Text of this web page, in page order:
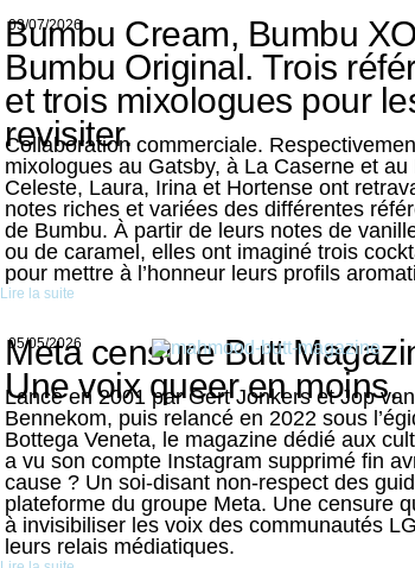
03/07/2026
Bumbu Cream, Bumbu
Bumbu Original. Trois
et trois mixologues pour
revisiter.
Collaboration commerciale. Respectivement
mixologues au Gatsby, à La Caserne et au
Celeste, Laura, Irina et Hortense ont
notes riches et variées des différentes
de Bumbu. À partir de leurs notes de
ou de caramel, elles ont imaginé trois
pour mettre à l’honneur leurs profils
Lire la suite
05/05/2026
Meta censure Butt
Une voix queer en moins.
Lancé en 2001 par Gert Jonkers et Jop van
Bennekom, puis relancé en 2022 sous
Bottega Veneta, le magazine dédié aux
a vu son compte Instagram supprimé fin
cause ? Un soi-disant non-respect des
plateforme du groupe Meta. Une censure
à invisibiliser les voix des communautés
leurs relais médiatiques.